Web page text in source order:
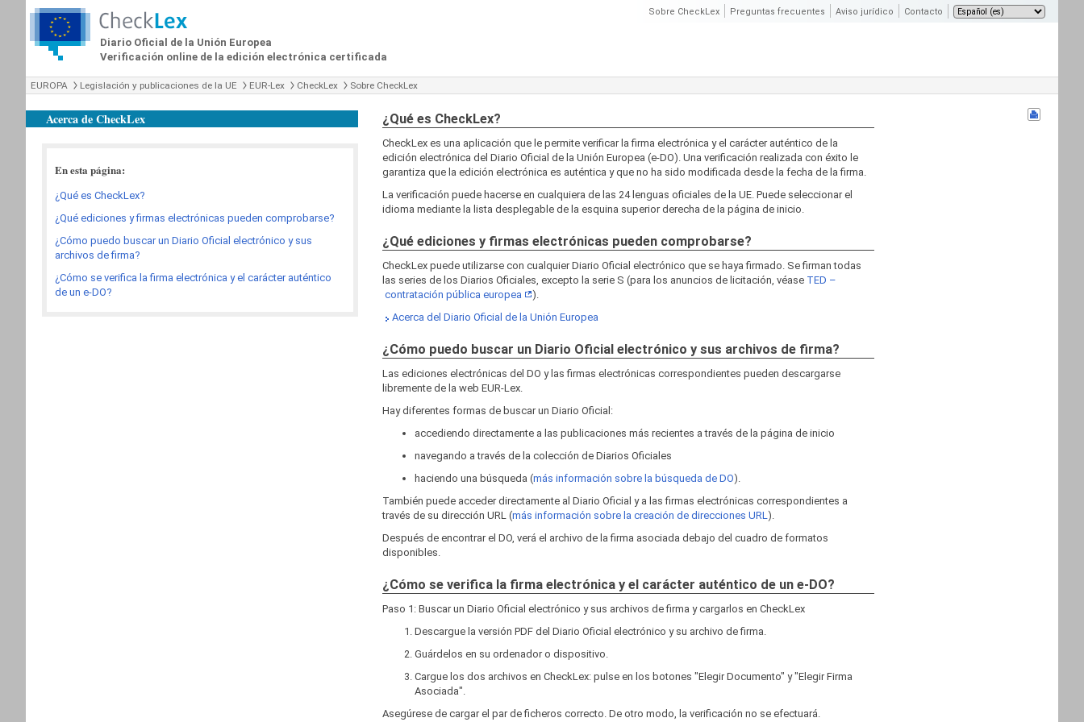
Diario Oficial de la Unión Europea
Verificación online de la edición electrónica certificada
Sobre CheckLex Preguntas frecuentes Aviso jurídico Contacto
EUROPA Legislación y publicaciones de la UE EUR-Lex CheckLex Sobre CheckLex
Acerca de CheckLex
En esta página:
¿Qué es CheckLex?
¿Qué ediciones y firmas electrónicas pueden comprobarse?
¿Cómo puedo buscar un Diario Oficial electrónico y sus
archivos de firma?
¿Cómo se verifica la firma electrónica y el carácter auténtico
de un e-DO?
¿Qué es CheckLex?
CheckLex es una aplicación que le permite verificar la firma electrónica y el carácter auténtico de la
edición electrónica del Diario Oficial de la Unión Europea (e-DO). Una verificación realizada con éxito le
garantiza que la edición electrónica es auténtica y que no ha sido modificada desde la fecha de la firma.
La verificación puede hacerse en cualquiera de las 24 lenguas oficiales de la UE. Puede seleccionar el
idioma mediante la lista desplegable de la esquina superior derecha de la página de inicio.
¿Qué ediciones y firmas electrónicas pueden comprobarse?
CheckLex puede utilizarse con cualquier Diario Oficial electrónico que se haya firmado. Se firman todas
las series de los Diarios Oficiales, excepto la serie S (para los anuncios de licitación, véase TED –
contratación pública europea
).
Acerca del Diario Oficial de la Unión Europea
¿Cómo puedo buscar un Diario Oficial electrónico y sus archivos de firma?
Las ediciones electrónicas del DO y las firmas electrónicas correspondientes pueden descargarse
libremente de la web EUR‑Lex.
Hay diferentes formas de buscar un Diario Oficial:
accediendo directamente a las publicaciones más recientes a través de la página de inicio
navegando a través de la colección de Diarios Oficiales
haciendo una búsqueda (más información sobre la búsqueda de DO).
También puede acceder directamente al Diario Oficial y a las firmas electrónicas correspondientes a
través de su dirección URL (más información sobre la creación de direcciones URL).
Después de encontrar el DO, verá el archivo de la firma asociada debajo del cuadro de formatos
disponibles.
¿Cómo se verifica la firma electrónica y el carácter auténtico de un e-DO?
Paso 1: Buscar un Diario Oficial electrónico y sus archivos de firma y cargarlos en CheckLex
Descargue la versión PDF del Diario Oficial electrónico y su archivo de firma.
Guárdelos en su ordenador o dispositivo.
Cargue los dos archivos en CheckLex: pulse en los botones "Elegir Documento" y "Elegir Firma
Asociada".
Asegúrese de cargar el par de ficheros correcto. De otro modo, la verificación no se efectuará.